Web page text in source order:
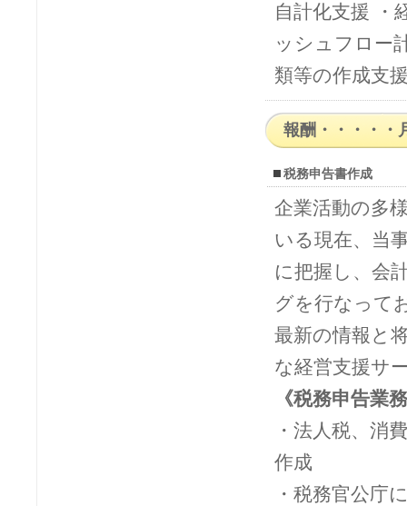
自計化支援 ・
ッシュフロー
類等の作成支
報酬・・・・・
税務申告書作成
企業活動の多
いる現在、当
に把握し、会
グを行なって
最新の情報と
な経営支援サ
《税務申告業
・法人税、消
作成
・税務官公庁